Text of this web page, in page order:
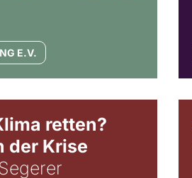
E.V.
retten?
der Krise